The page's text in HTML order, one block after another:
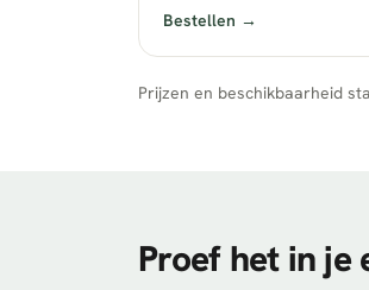
Bestellen →
Prijzen en beschikbaarheid
Proef het in je